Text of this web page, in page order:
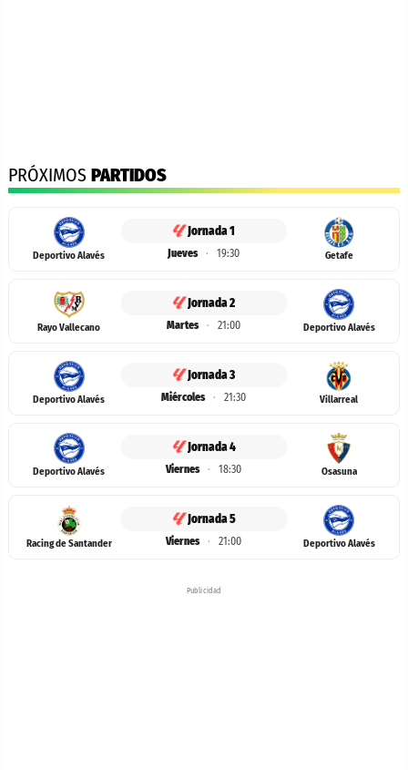
PRÓXIMOS PARTIDOS
Deportivo Alavés
Jornada 1
Jueves · 19:30 Getafe
Rayo Vallecano
Jornada 2
Martes · 21:00 Deportivo Alavés
Deportivo Alavés
Jornada 3
Miércoles · 21:30 Villarreal
Deportivo Alavés
Jornada 4
Viernes · 18:30 Osasuna
Racing de Santander
Jornada 5
Viernes · 21:00 Deportivo Alavés
Publicidad